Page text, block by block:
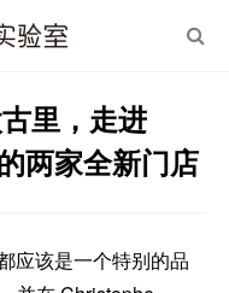
里，走进
两家全新门店
应该是一个特别的品